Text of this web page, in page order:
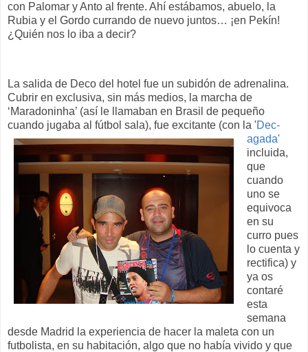
con Palomar y Anto al frente. Ahí estábamos, abuelo, la
Rubia y el Gordo currando de nuevo juntos… ¡en Pekín!
¿Quién nos lo iba a decir?
La salida de Deco del hotel fue un subidón de adrenalina.
Cubrir en exclusiva, sin más medios, la marcha de
‘Maradoninha’ (así le llamaban en Brasil de pequeño
cuando jugaba al fútbol sala), fue excitante (con la 'Dec-
agada'
incluida,
que
cuando
uno se
equivoca
en su
curro pues
lo cuenta y
rectifica) y
ya os
contaré
esta
semana
desde Madrid la experiencia de hacer la maleta con un
futbolista, en su habitación, algo que no había vivido y que